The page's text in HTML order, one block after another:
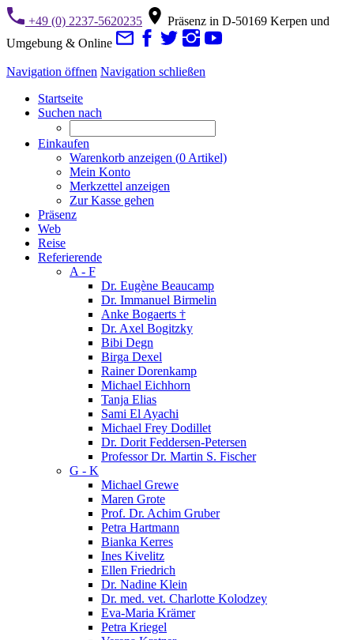
+49 (0) 2237-5620235
Präsenz in D-50169 Kerpen und
Umgebung & Online
Navigation öffnen Navigation schließen
Startseite
Suchen nach
Einkaufen
Warenkorb anzeigen (0 Artikel)
Mein Konto
Merkzettel anzeigen
Zur Kasse gehen
Präsenz
Web
Reise
Referierende
A - F
Dr. Eugène Beaucamp
Dr. Immanuel Birmelin
Anke Bogaerts †
Dr. Axel Bogitzky
Bibi Degn
Birga Dexel
Rainer Dorenkamp
Michael Eichhorn
Tanja Elias
Sami El Ayachi
Michael Frey Dodillet
Dr. Dorit Feddersen-Petersen
Professor Dr. Martin S. Fischer
G - K
Michael Grewe
Maren Grote
Prof. Dr. Achim Gruber
Petra Hartmann
Bianka Kerres
Ines Kivelitz
Ellen Friedrich
Dr. Nadine Klein
Dr. med. vet. Charlotte Kolodzey
Eva-Maria Krämer
Petra Kriegel